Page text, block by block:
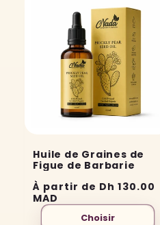
Huile de Graines de
Figue de Barbarie
Prix
habituel
À partir de Dh 130.00
MAD
Choisir